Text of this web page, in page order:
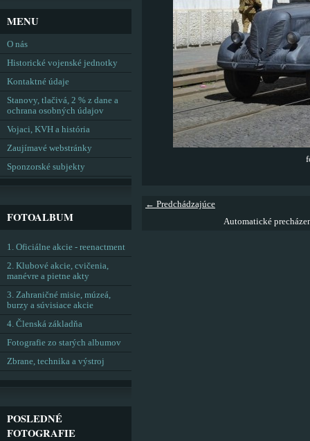
← Predchádzajúce
Automatické
MENU
O nás
Historické vojenské jednotky
Kontaktné údaje
Stanovy, tlačivá, 2 % z dane a
ochrana osobných údajov
Vojaci, KVH a história
Zaujímavé webstránky
Sponzorské subjekty
FOTOALBUM
1. Oficiálne akcie - reenactment
2. Klubové akcie, cvičenia,
manévre a pietne akty
3. Zahraničné misie, múzeá,
burzy a súvisiace akcie
4. Členská základňa
Fotografie zo starých albumov
Zbrane, technika a výstroj
POSLEDNÉ
FOTOGRAFIE